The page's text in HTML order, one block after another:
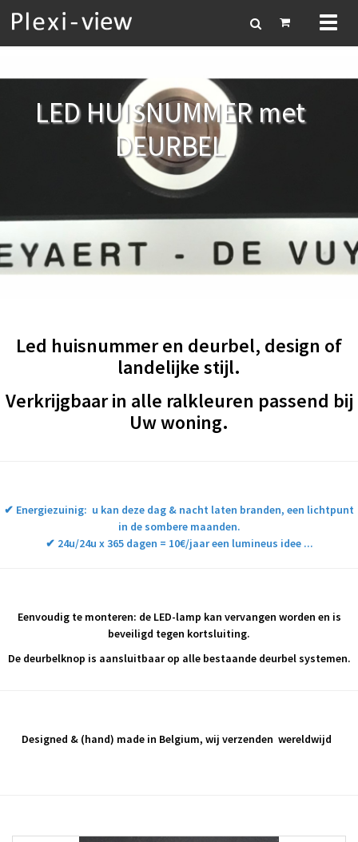
LED HUISNUMMER met
DEURBEL
Led huisnummer en deurbel, design of
landelijke stijl.
Verkrijgbaar in alle ralkleuren passend bij
Uw woning.
✔ Energiezuinig: u kan deze dag & nacht laten branden, een lichtpunt
in de sombere maanden.
✔ 24u/24u x 365 dagen = 10€/jaar een lumineus idee ...
Eenvoudig te monteren: de LED-lamp kan vervangen worden en is
beveiligd tegen kortsluiting.
De deurbelknop is aansluitbaar op alle bestaande deurbel systemen.
Designed & (hand) made in Belgium, wij verzenden wereldwijd